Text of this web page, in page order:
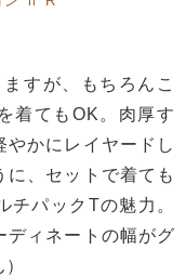
すが、もちろんこ
着てもOK。肉厚す
やかにレイヤードし
に、セットで着ても
チパックTの魅力。
ディネートの幅がグ